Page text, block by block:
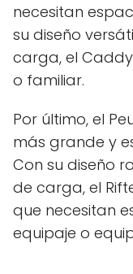
necesitan
su diseño
carga, el
o familiar.
Por último, el
más grande y
Con su diseño
de carga, el
que necesitan
equipaje o